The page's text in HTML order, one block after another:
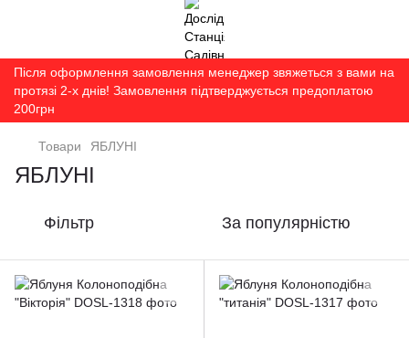
Після оформлення замовлення менеджер звяжеться з вами на
протязі 2-х днів! Замовлення підтверджується предоплатою
200грн
Товари ЯБЛУНІ
ЯБЛУНІ
Фільтр За популярністю